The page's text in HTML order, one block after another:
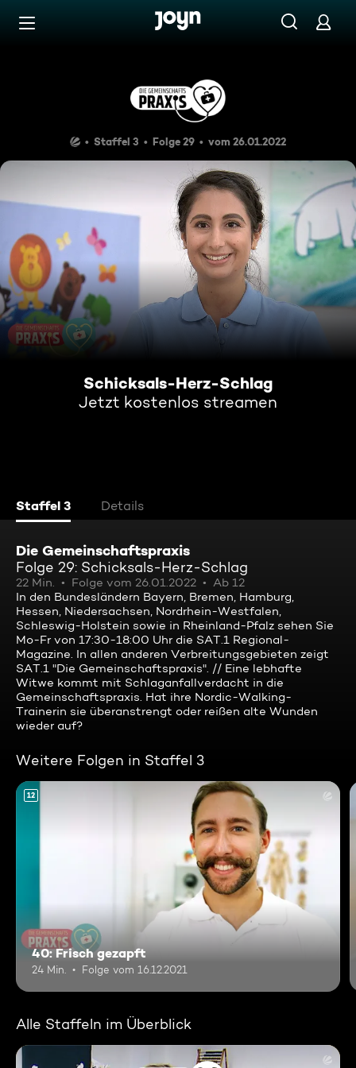
Zum Inhalt springen
Schicksals-Herz-Schlag
Staffel 3 Folge 29 vom 26.01.2022
Schicksals-Herz-Schlag
Jetzt kostenlos streamen
Staffel 3 Details
Die Gemeinschaftspraxis
Folge 29: Schicksals-Herz-Schlag
22 Min. Folge vom 26.01.2022
Ab 12
In den Bundesländern Bayern, Bremen, Hamburg,
Hessen, Niedersachsen, Nordrhein-Westfalen,
Schleswig-Holstein sowie in Rheinland-Pfalz sehen Sie
Mo-Fr von 17:30-18:00 Uhr die SAT.1 Regional-
Magazine. In allen anderen Verbreitungsgebieten zeigt
SAT.1 "Die Gemeinschaftspraxis". // Eine lebhafte
Witwe kommt mit Schlaganfallverdacht in die
Gemeinschaftspraxis. Hat ihre Nordic-Walking-
Trainerin sie überanstrengt oder reißen alte Wunden
wieder auf?
Weitere Folgen in Staffel 3
12
40: Frisch gezapft
24 Min. Folge vom 16.12.2021
Alle Staffeln im Überblick